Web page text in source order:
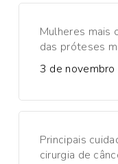
Mulheres mais
das próteses
3 de
Principais
cirurgia de